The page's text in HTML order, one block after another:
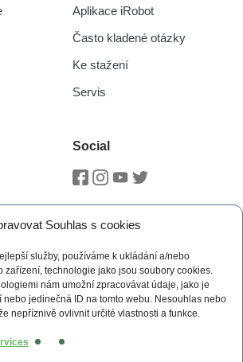
Souhlas s cookies
služby, používáme k ukládání a/nebo
zařízení, technologie jako jsou soubory cookies.
nám umožní zpracovávat údaje, jako je
jedinečná ID na tomto webu. Nesouhlas nebo
nepříznivě ovlivnit určité vlastnosti a funkce.
Aplikace iRobot
Často kladené otázky
Ke stažení
Servis
Social
Facebook
Instagram
Youtube